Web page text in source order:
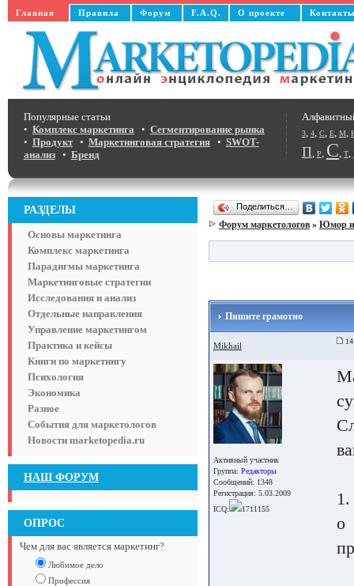
Главная Правила Форум F.A.Q. О проекте
3, 4, C, E, M,
П, Р, С, Т,
Популярные статьи
• Комплекс маркетинга • Сегментирование рынка
• Продукт• Маркетинговая стратегия• SWOT-
анализ• Бренд
РАЗДЕЛЫ
Основы маркетинга
Комплекс маркетинга
Парадигмы маркетинга
Маркетинговые стратегии
Исследования и анализ
Отдельные направления
Управление маркетингом
Практика и кейсы
Книги по маркетингу
Психология
Экономика
Разное
События для маркетологов
Новости marketopedia.ru
НАШ ФОРУМ
ОПРОС
Чем для вас является маркетинг?
Любимое дело
Профессия
Поделиться…
Форум маркетологов» Юмор и
Пишите грамотно
Mikhail 14
Активный участник
Группа: Редакторы
Сообщений: 1348
Регистрация: 5.03.2009
ICQ:
1711155
о